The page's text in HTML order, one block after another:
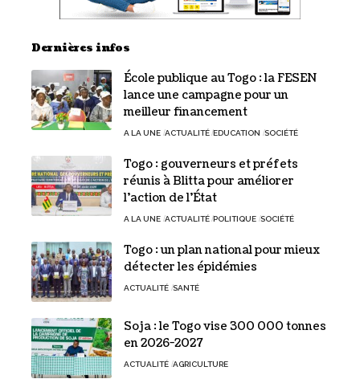
Dernières infos
École publique au Togo : la FESEN
lance une campagne pour un
meilleur financement
A LA UNE ACTUALITÉ EDUCATION SOCIÉTÉ
Togo : gouverneurs et préfets
réunis à Blitta pour améliorer
l’action de l’État
A LA UNE ACTUALITÉ POLITIQUE SOCIÉTÉ
Togo : un plan national pour mieux
détecter les épidémies
ACTUALITÉ SANTÉ
Soja : le Togo vise 300 000 tonnes
en 2026-2027
ACTUALITÉ AGRICULTURE